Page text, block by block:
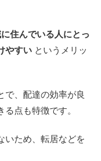
住んでいる人にとっ
やすい というメリッ
で、配達の効率が良
点も特徴です。
いため、転居などを